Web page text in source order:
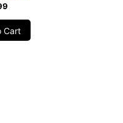
Cart